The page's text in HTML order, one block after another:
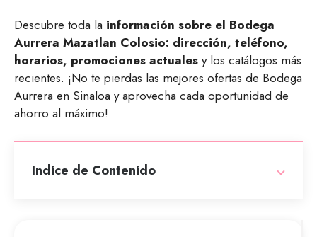
Descubre toda la información sobre el Bodega
Aurrera Mazatlan Colosio: dirección, teléfono,
horarios, promociones actuales y los catálogos más
recientes. ¡No te pierdas las mejores ofertas de Bodega
Aurrera en Sinaloa y aprovecha cada oportunidad de
ahorro al máximo!
Indice de Contenido